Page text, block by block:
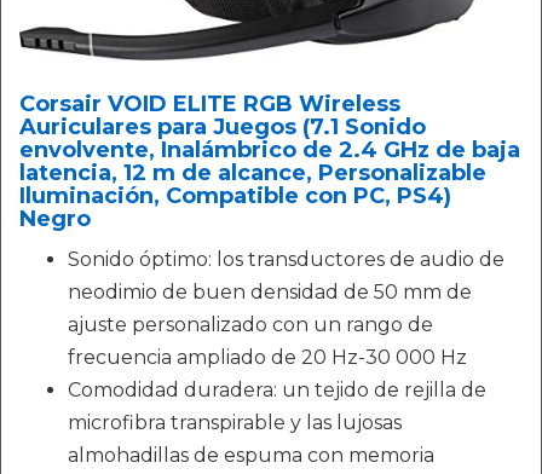
Corsair VOID ELITE RGB Wireless
Auriculares para Juegos (7.1 Sonido
envolvente, Inalámbrico de 2.4 GHz de baja
latencia, 12 m de alcance, Personalizable
Iluminación, Compatible con PC, PS4)
Negro
Sonido óptimo: los transductores de audio de
neodimio de buen densidad de 50 mm de
ajuste personalizado con un rango de
frecuencia ampliado de 20 Hz-30 000 Hz
Comodidad duradera: un tejido de rejilla de
microfibra transpirable y las lujosas
almohadillas de espuma con memoria